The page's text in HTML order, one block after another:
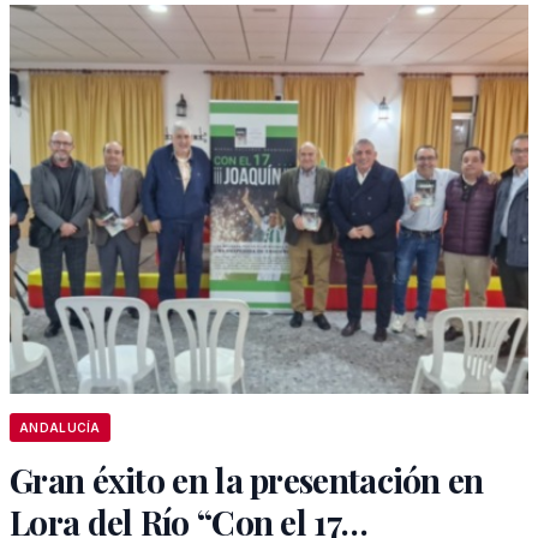
ANDALUCÍA
Gran éxito en la presentación en
Lora del Río “Con el 17…